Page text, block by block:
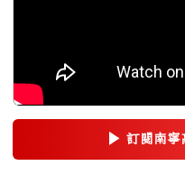
▶ 訂閱南寧